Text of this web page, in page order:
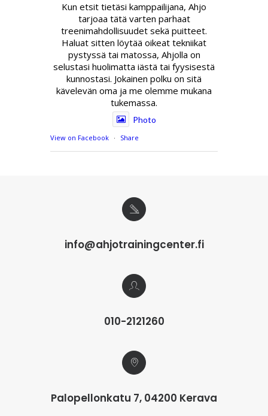
Kun etsit tietäsi kamppailijana, Ahjo
tarjoaa tätä varten parhaat
treenimahdollisuudet sekä puitteet.
Haluat sitten löytää oikeat tekniikat
pystyssä tai matossa, Ahjolla on
selustasi huolimatta iästä tai fyysisestä
kunnostasi. Jokainen polku on sitä
kävelevän oma ja me olemme mukana
tukemassa.
Photo
View on Facebook · Share
info@ahjotrainingcenter.fi
010-2121260
Palopellonkatu 7, 04200 Kerava